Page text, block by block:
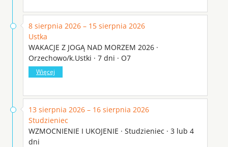
8 sierpnia 2026 – 15 sierpnia 2026
Ustka
WAKACJE Z JOGĄ NAD MORZEM 2026 ·
Orzechowo/k.Ustki · 7 dni · O7
Więcej
13 sierpnia 2026 – 16 sierpnia 2026
Studzieniec
WZMOCNIENIE I UKOJENIE · Studzieniec · 3 lub 4
dni